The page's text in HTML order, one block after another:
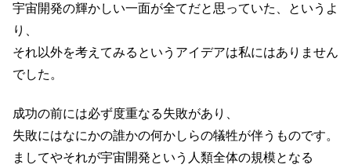
宇宙開発の輝かしい一面が全てだと思っていた、というよ
り、
それ以外を考えてみるというアイデアは私にはありません
でした。
成功の前には必ず度重なる失敗があり、
失敗にはなにかの誰かの何かしらの犠牲が伴うものです。
ましてやそれが宇宙開発という人類全体の規模となる